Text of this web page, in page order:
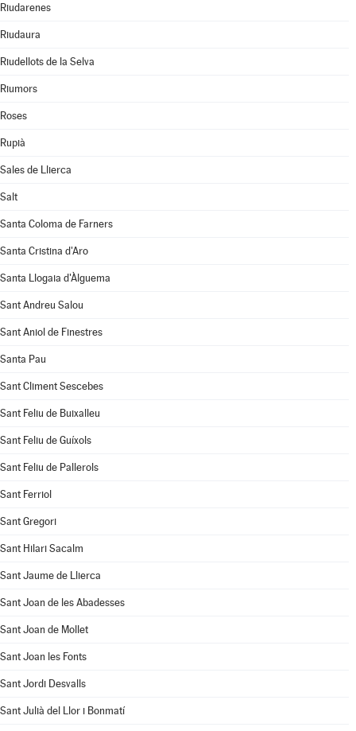
Riudarenes
Riudaura
Riudellots de la Selva
Riumors
Roses
Rupià
Sales de Llierca
Salt
Santa Coloma de Farners
Santa Cristina d'Aro
Santa Llogaia d'Àlguema
Sant Andreu Salou
Sant Aniol de Finestres
Santa Pau
Sant Climent Sescebes
Sant Feliu de Buixalleu
Sant Feliu de Guíxols
Sant Feliu de Pallerols
Sant Ferriol
Sant Gregori
Sant Hilari Sacalm
Sant Jaume de Llierca
Sant Joan de les Abadesses
Sant Joan de Mollet
Sant Joan les Fonts
Sant Jordi Desvalls
Sant Julià del Llor i Bonmatí